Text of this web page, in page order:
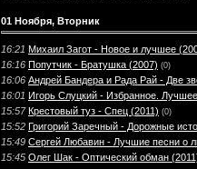
01 Ноября, Вторник
16:21 Михаил Загот - Новое и лучшее
16:16 Попутчик - Братушка (2007) (0)
16:06 Андрей Бандера и Рада Рай - Две
16:01 Игорь Слуцкий - Избранное.
15:57 Крестовый туз - Спец (2011) (0)
15:52 Григорий Заречный - Дорожные
15:49 Сергей Любавин - Лучшие песни о
15:45 Олег Шак - Оптический обман